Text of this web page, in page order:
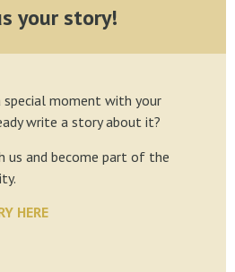
your story!
special moment with your
write a story about it?
us and become part of the
HERE